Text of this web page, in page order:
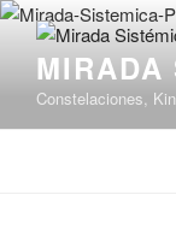
Saltar
contenidoMIRADA
Constelaciones,